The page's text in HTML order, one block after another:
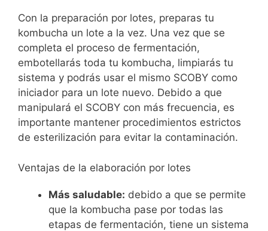
Con la preparación por lotes, preparas tu
kombucha un lote a la vez. Una vez que se
completa el proceso de fermentación,
embotellarás toda tu kombucha, limpiarás tu
sistema y podrás usar el mismo SCOBY como
iniciador para un lote nuevo. Debido a que
manipulará el SCOBY con más frecuencia, es
importante mantener procedimientos estrictos
de esterilización para evitar la contaminación.
Ventajas de la elaboración por lotes
Más saludable: debido a que se permite
que la kombucha pase por todas las
etapas de fermentación, tiene un sistema